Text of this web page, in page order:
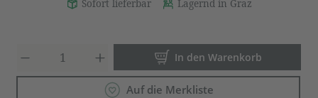
Sofort lieferbar Lagernd in Graz
Produkt Anzahl: Gib den
In den Warenkorb
Auf die Merkliste